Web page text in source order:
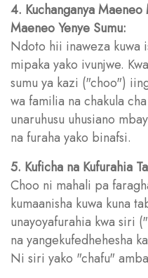
4. Kuchanganya
Maeneo Yenye Sumu:
Ndoto hii inaweza kuwa
mipaka yako ivunjwe.
sumu ya kazi ("choo")
wa familia na chakula
unaruhusu uhusiano
na furaha yako binafsi.
5. Kuficha na Kufurahia
Choo ni mahali pa
kumaanisha kuwa kuna
unayoyafurahia kwa siri
na yangekufedhehesha
Ni siri yako "chafu"